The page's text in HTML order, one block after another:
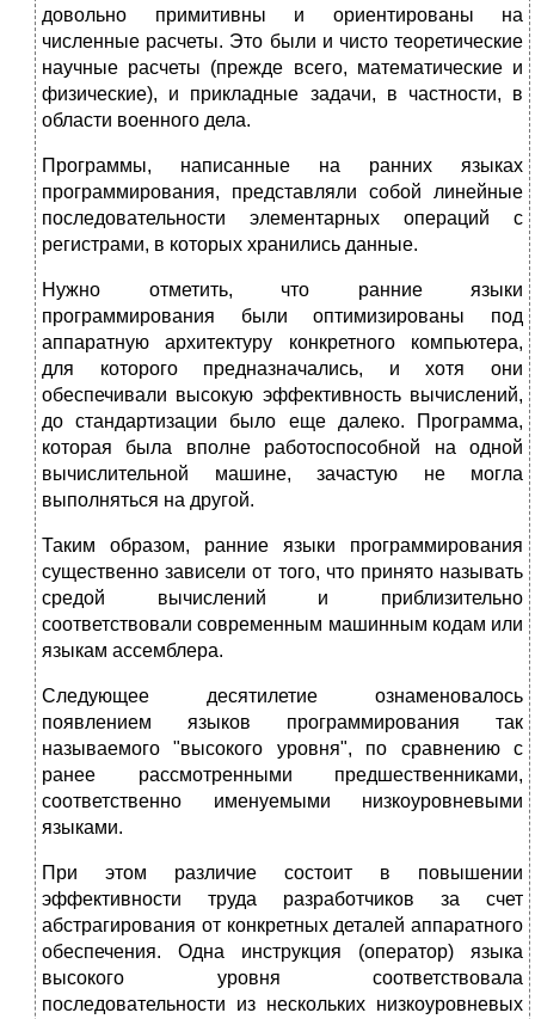
довольно примитивны и ориентированы на
численные расчеты. Это были и чисто теоретические
научные расчеты (прежде всего, математические и
физические), и прикладные задачи, в частности, в
области военного дела.
Программы, написанные на ранних языках
программирования, представляли собой линейные
последовательности элементарных операций с
регистрами, в которых хранились данные.
Нужно отметить, что ранние языки
программирования были оптимизированы под
аппаратную архитектуру конкретного компьютера,
для которого предназначались, и хотя они
обеспечивали высокую эффективность вычислений,
до стандартизации было еще далеко. Программа,
которая была вполне работоспособной на одной
вычислительной машине, зачастую не могла
выполняться на другой.
Таким образом, ранние языки программирования
существенно зависели от того, что принято называть
средой вычислений и приблизительно
соответствовали современным машинным кодам или
языкам ассемблера.
Следующее десятилетие ознаменовалось
появлением языков программирования так
называемого "высокого уровня", по сравнению с
ранее рассмотренными предшественниками,
соответственно именуемыми низкоуровневыми
языками.
При этом различие состоит в повышении
эффективности труда разработчиков за счет
абстрагирования от конкретных деталей аппаратного
обеспечения. Одна инструкция (оператор) языка
высокого уровня соответствовала
последовательности из нескольких низкоуровневых